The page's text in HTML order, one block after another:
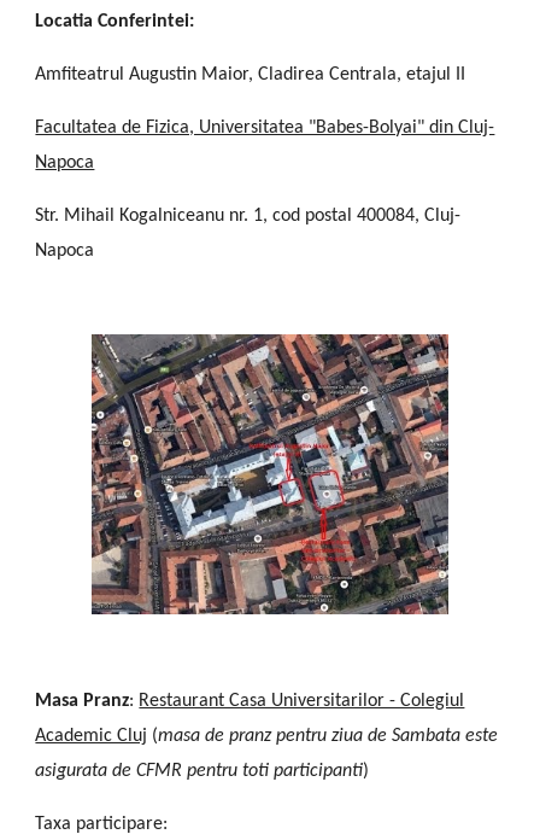
Locatia Conferintei:
Amfiteatrul Augustin Maior, Cladirea Centrala, etajul II
Facultatea de Fizica, Universitatea "Babes-Bolyai" din Cluj-
Napoca
Str. Mihail Kogalniceanu nr. 1, cod postal 400084, Cluj-
Napoca
Masa Pranz: Restaurant Casa Universitarilor - Colegiul
Academic Cluj (masa de pranz pentru ziua de Sambata este
asigurata de CFMR pentru toti participanti)
Taxa participare: